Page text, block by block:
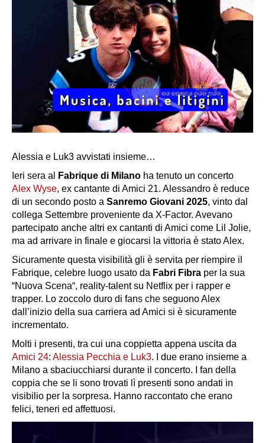
Alessia e Luk3 avvistati insieme…
Ieri sera al
Fabrique di Milano ha tenuto un concerto
Alex Wyse, ex cantante di Amici 21. Alessandro è reduce
di un secondo posto a Sanremo Giovani 2025, vinto dal
collega Settembre proveniente da X-Factor. Avevano
partecipato anche altri ex cantanti di Amici come Lil Jolie,
ma ad arrivare in finale e giocarsi la vittoria è stato Alex.
Sicuramente questa visibilità gli è servita per riempire il
Fabrique, celebre luogo usato da Fabri Fibra per la sua
“Nuova Scena“, reality-talent su Netflix per i rapper e
trapper. Lo zoccolo duro di fans che seguono Alex
dall’inizio della sua carriera ad Amici si è sicuramente
incrementato.
Molti i presenti, tra cui una coppietta appena uscita da
Amici 24: Alessia Pecchia e Luk3. I due erano insieme a
Milano a sbaciucchiarsi durante il concerto. I fan della
coppia che se li sono trovati lì presenti sono andati in
visibilio per la sorpresa. Hanno raccontato che erano
felici, teneri ed affettuosi.